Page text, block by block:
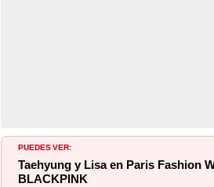
PUEDES VER:
Taehyung y Lisa en Paris Fashion
BLACKPINK